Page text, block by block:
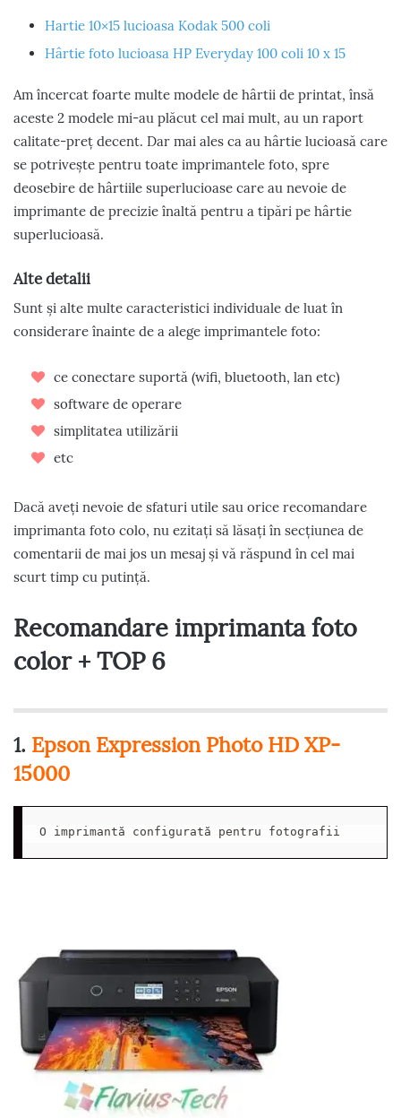
Hartie 10×15 lucioasa Kodak 500 coli
Hârtie foto lucioasa HP Everyday 100 coli 10 x 15
Am încercat foarte multe modele de hârtii de printat, însă
aceste 2 modele mi-au plăcut cel mai mult, au un raport
calitate-preț decent. Dar mai ales ca au hârtie lucioasă care
se potrivește pentru toate imprimantele foto, spre
deosebire de hârtiile superlucioase care au nevoie de
imprimante de precizie înaltă pentru a tipări pe hârtie
superlucioasă.
Alte detalii
Sunt și alte multe caracteristici individuale de luat în
considerare înainte de a alege imprimantele foto:
ce conectare suportă (wifi, bluetooth, lan etc)
software de operare
simplitatea utilizării
etc
Dacă aveți nevoie de sfaturi utile sau orice recomandare
imprimanta foto colo, nu ezitați să lăsați în secțiunea de
comentarii de mai jos un mesaj și vă răspund în cel mai
scurt timp cu putință.
Recomandare imprimanta foto
color + TOP 6
1. Epson Expression Photo HD XP-
15000
O imprimantă configurată pentru fotografii